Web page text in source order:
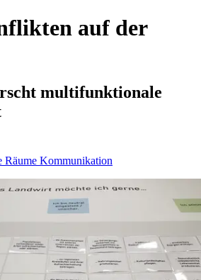
auf der
multifunktionale
Räume Kommunikation